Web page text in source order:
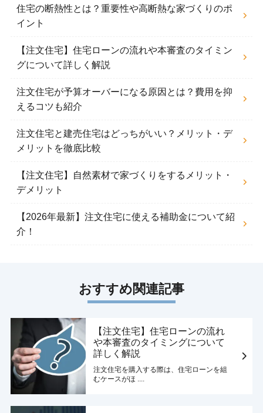
住宅の断熱性とは？重要性や高断熱な家づくりのポ
イント
【注文住宅】住宅ローンの流れや本審査のタイミン
グについて詳しく解説
注文住宅が予算オーバーになる原因とは？費用を抑
えるコツも紹介
注文住宅と建売住宅はどっちがいい？メリット・デ
メリットを徹底比較
【注文住宅】自然素材で家づくりをするメリット・
デメリット
【2026年最新】注文住宅に使える補助金について紹
介！
おすすめ関連記事
【注文住宅】住宅ローンの流れ
や本審査のタイミングについて
詳しく解説
注文住宅を購入する際は、住宅ローンを組
むケースがほ ....